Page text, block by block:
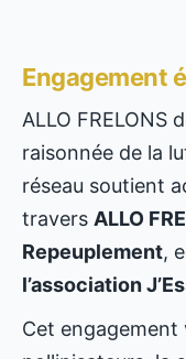
Engagement
ALLO FRELONS
raisonnée de la
réseau soutient
travers ALLO
Repeuplement,
l’association
Cet